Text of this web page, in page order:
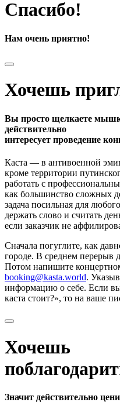
Спасибо!
Нам очень приятно!
Хочешь
Вы просто щелкаете
действительно
интересует проведение
Каста — в антивоенной
кроме территории
работать с
как большинство сложных
задача посильная для
держать слово и считать
если заказчик не
Сначала погуглите, как
городе. В среднем перерыв
Потом напишите
booking@kasta.world.
информацию о себе. Если
каста стоит?», то на ваше
Хочешь
Значит действительно